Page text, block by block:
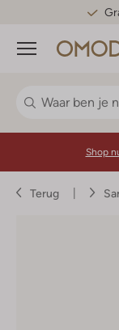
Menu
Shop
Terug